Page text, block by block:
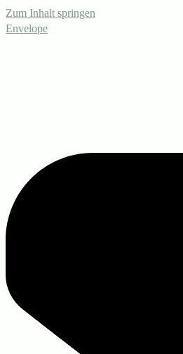
Zum Inhalt springen
Envelope